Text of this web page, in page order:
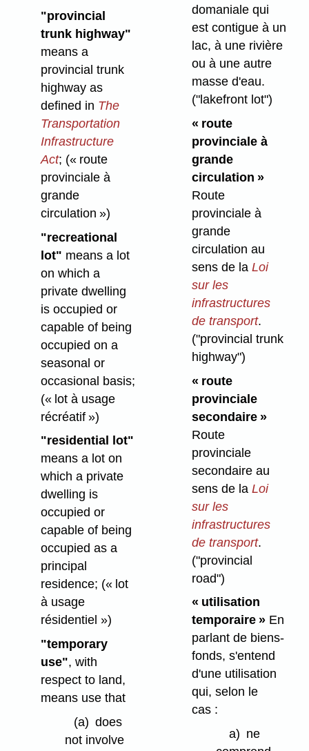
"provincial
trunk highway"
means a
provincial trunk
highway as
defined in The
Transportation
Infrastructure
Act; (« route
provinciale à
grande
circulation »)
"recreational
lot" means a lot
on which a
private dwelling
is occupied or
capable of being
occupied on a
seasonal or
occasional basis;
(« lot à usage
récréatif »)
"residential lot"
means a lot on
which a private
dwelling is
occupied or
capable of being
occupied as a
principal
residence; (« lot
à usage
résidentiel »)
"temporary
use", with
respect to land,
means use that
(a) does
not involve
domaniale qui
est contigue à un
lac, à une rivière
ou à une autre
masse d'eau.
("lakefront lot")
« route
provinciale à
grande
circulation »
Route
provinciale à
grande
circulation au
sens de la Loi
sur les
infrastructures
de transport.
("provincial trunk
highway")
« route
provinciale
secondaire »
Route
provinciale
secondaire au
sens de la Loi
sur les
infrastructures
de transport.
("provincial
road")
« utilisation
temporaire »En
parlant de biens-
fonds, s'entend
d'une utilisation
qui, selon le
cas :
a) ne